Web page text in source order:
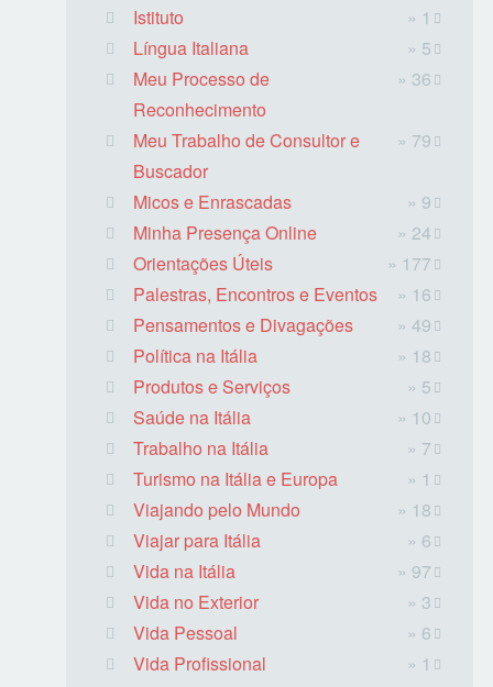
Istituto
» 1
Língua Italiana
» 5
Meu Processo de
Reconhecimento
» 36
Meu Trabalho de Consultor e
Buscador
» 79
Micos e Enrascadas
» 9
Minha Presença Online
» 24
Orientações Úteis
» 177
Palestras, Encontros e Eventos
» 16
Pensamentos e Divagações
» 49
Política na Itália
» 18
Produtos e Serviços
» 5
Saúde na Itália
» 10
Trabalho na Itália
» 7
Turismo na Itália e Europa
» 1
Viajando pelo Mundo
» 18
Viajar para Itália
» 6
Vida na Itália
» 97
Vida no Exterior
» 3
Vida Pessoal
» 6
Vida Profissional
» 1